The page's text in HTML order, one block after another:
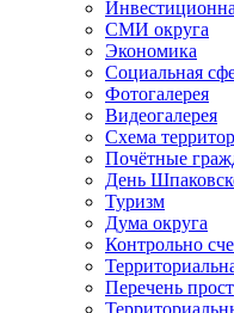
СМИ округа
Экономика
Социальная
Фотогалерея
Видеогалерея
Схема
Почётные
День
Туризм
Дума округа
Контрольно
Перечень